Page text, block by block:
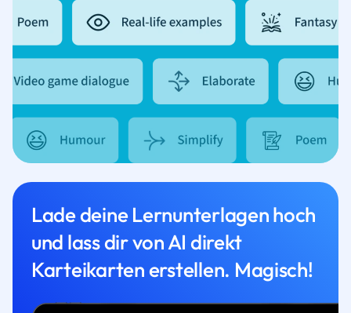
Lade deine Lernunterlagen hoch
und lass dir von AI direkt
Karteikarten erstellen. Magisch!